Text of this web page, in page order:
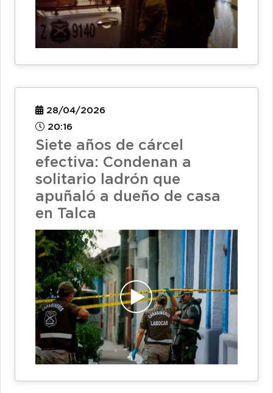
28/04/2026
20:16
Siete años de cárcel
efectiva: Condenan a
solitario ladrón que
apuñaló a dueño de casa
en Talca